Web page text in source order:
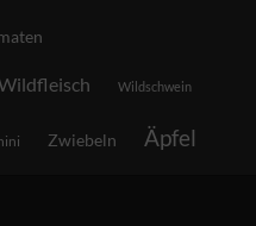
Wildschwein
Zwiebeln Äpfel